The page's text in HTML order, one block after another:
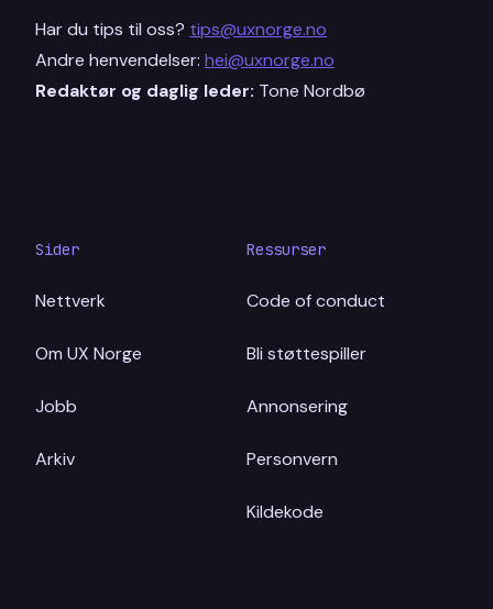
Har du tips til oss? tips@uxnorge.no
Andre henvendelser: hei@uxnorge.no
Redaktør og daglig leder: Tone Nordbø
Sider
Nettverk
Om UX Norge
Jobb
Arkiv
Ressurser
Code of conduct
Bli støttespiller
Annonsering
Personvern
Kildekode